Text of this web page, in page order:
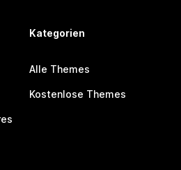
Kategorien
Alle Themes
Kostenlose Themes